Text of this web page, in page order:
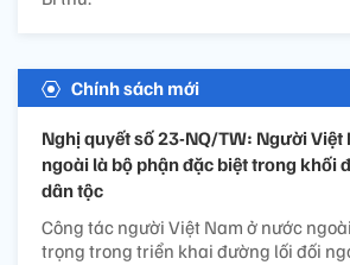
Chính sách mới
Nghị quyết số 23-NQ/TW: Người Việt
ngoài là bộ phận đặc biệt trong khối
dân tộc
Công tác người Việt Nam ở nước
trọng trong triển khai đường lối đối